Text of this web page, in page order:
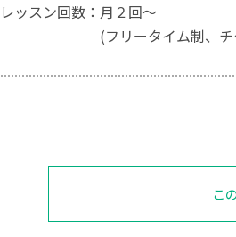
レッスン回数：月２回～
(フリータイム制、チケ
こ